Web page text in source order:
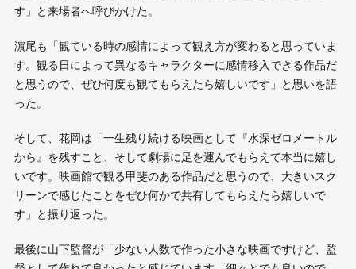
す」と来場者へ呼びかけた。
濵尾も「観ている時の感情によって観え方が変わると思っていま
す。観る日によって異なるキャラクターに感情移入できる作品だ
と思うので、ぜひ何度も観てもらえたら嬉しいです」と思いを語
った。
そして、花岡は「一生残り続ける映画として『水深ゼロメートル
から』を残すこと、そして劇場に足を運んでもらえて本当に嬉し
いです。映画館で観る甲斐のある作品だと思うので、大きいスク
リーンで感じたことをぜひ何かで共有してもらえたら嬉しいで
す」と振り返った。
最後に山下監督が「少ない人数で作った小さな映画ですけど、監